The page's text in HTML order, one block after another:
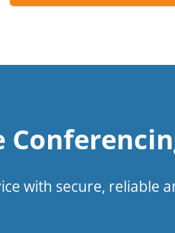
with secure, reliable